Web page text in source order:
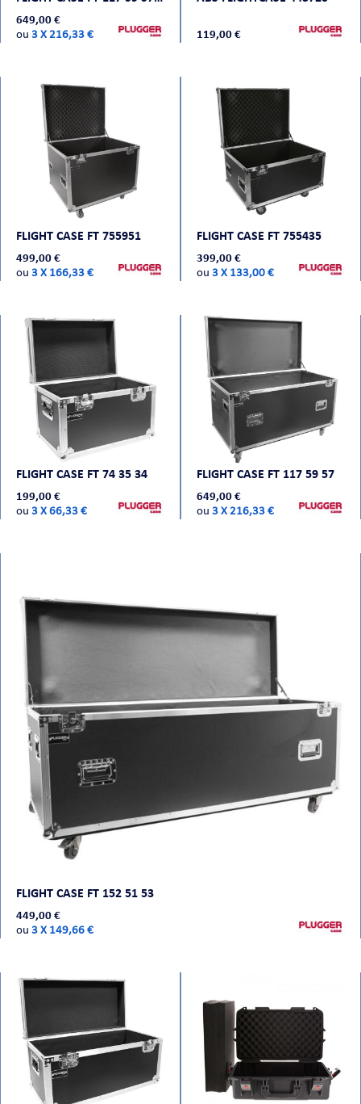
649,00 €
ou 3 X 216,33 € 119,00 €
FLIGHT CASE FT 755951
499,00 €
ou 3 X 166,33 €
FLIGHT CASE FT 755435
399,00 €
ou 3 X 133,00 €
FLIGHT CASE FT 74 35 34
199,00 €
ou 3 X 66,33 €
FLIGHT CASE FT 117 59 57
649,00 €
ou 3 X 216,33 €
FLIGHT CASE FT 152 51 53
449,00 €
ou 3 X 149,66 €